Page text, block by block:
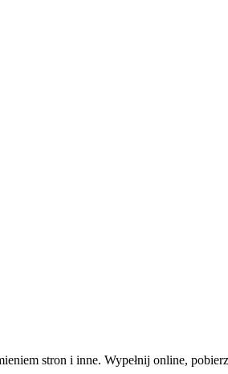
stron i inne. Wypełnij online,